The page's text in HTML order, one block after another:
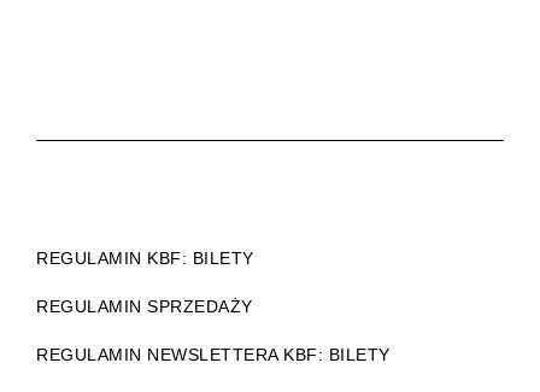
REGULAMIN KBF: BILETY
REGULAMIN SPRZEDAŻY
REGULAMIN NEWSLETTERA KBF: BILETY